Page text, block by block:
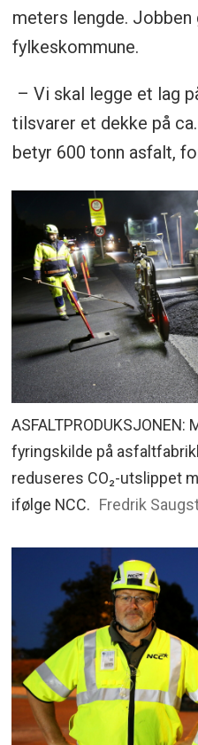
Oppsummeringen er
meters lengde.
fylkeskommune.
– Vi skal legge et lag
tilsvarer et dekke på
betyr 600 tonn asfalt,
fyringskilde på
reduseres CO₂-utslippet
ifølge NCC. Fredrik